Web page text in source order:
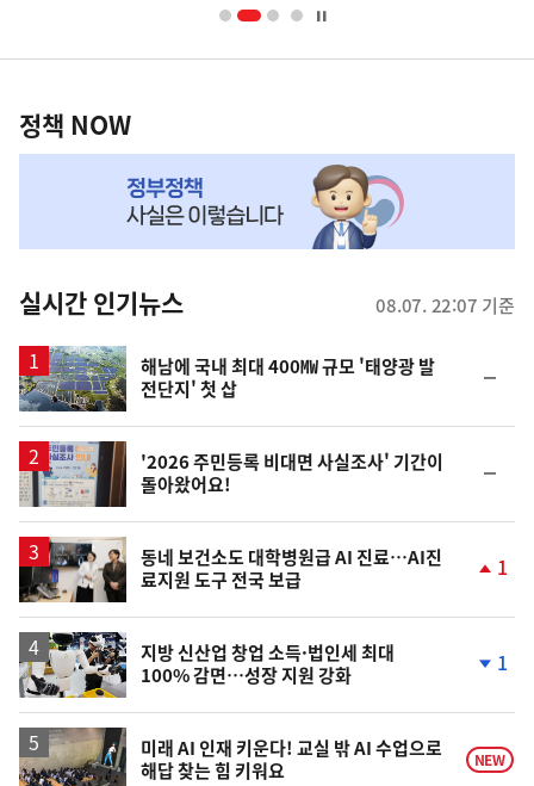
영
책
NOW,
뉴
스
정책 NOW
실시간 인기뉴스 08.07. 22:07 기준
해남에 국내 최대 400㎿ 규모 '태양광 발
전단지' 첫 삽
일
'2026 주민등록 비대면 사실조사' 기간이
돌아왔어요!
일
동네 보건소도 대학병원급 AI 진료…AI진
료지원 도구 전국 보급
상
1
지방 신산업 창업 소득·법인세 최대
100% 감면…성장 지원 강화
하
락
1
미래 AI 인재 키운다! 교실 밖 AI 수업으로
해답 찾는 힘 키워요
NEW